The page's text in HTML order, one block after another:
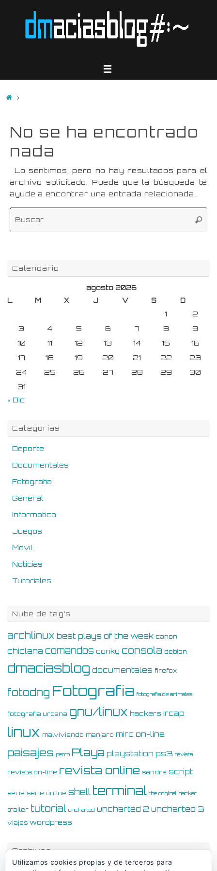
Inicio
No se ha encontrado
nada
Lo sentimos, pero no hay resultados para el
archivo solicitado. Puede que la búsqueda te
ayude a encontrar una entrada relacionada.
Buscar
Calendario
agosto 2026
L
M X J V S D
1
2
3
4 5 6 7 8
9
10
11 12 13 14 15
16
17
18 19 20 21 22
23
24
25 26 27 28 29
30
31
« Dic
Categorias
Deporte
Documentales
Fotografia
General
Informatica
Juegos
Movil
Noticias
Tutoriales
Nube de tag’s
archlinux best plays of the week canon
chiclana comandos conky consola debian
dmaciasblog documentales firefox
fotodng Fotografia fotografia de animales
fotografia urbana gnu/linux hackers ircap
linux malviviendo manjaro mirc on-line
paisajes perro Playa playstation ps3 revista
revista on-line revista online sandra script
serie serie online shell terminal the original hacker
trailer tutorial uncharted uncharted 2 uncharted 3
viajes wordpress
Archivos
Utilizamos cookies propias y de terceros para